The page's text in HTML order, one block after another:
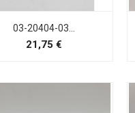
03-20404-03...
21,75 €Preço